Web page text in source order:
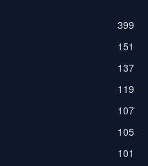
399
151
137
119
107
105
101